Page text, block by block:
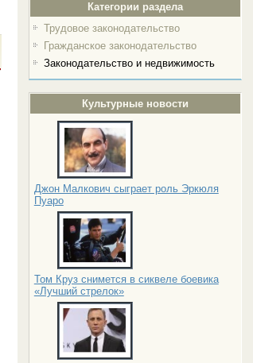
Категории раздела
Трудовое законодательство
Гражданское законодательство
Законодательство и недвижимость
Культурные новости
Джон Малкович сыграет роль Эркюля
Пуаро
Том Круз снимется в сиквеле боевика
«Лучший стрелок»